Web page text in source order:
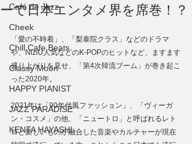
Café de Jazz
Cheek
Chill Cafe Beats
Classy Moon
HAPPY PIANIST
JAZZ PARADISE
KENTA HAYASHI
ーで日本エンタメ界を席巻！？
「愛の不時着」、「梨泰院クラス」などのドラマ
や、NiziU人気などのK-POPのヒットなど、ますます
盛り上がりを見せ、「第4次韓流ブーム」が巻き起こ
った2020年。
2021年は「90年代風ファッション」、「ヴィーガ
ン・コスメ」の他、「ニュートロ」と呼ばれるレト
ロと新しいものが融合した音楽やカルチャーが現在